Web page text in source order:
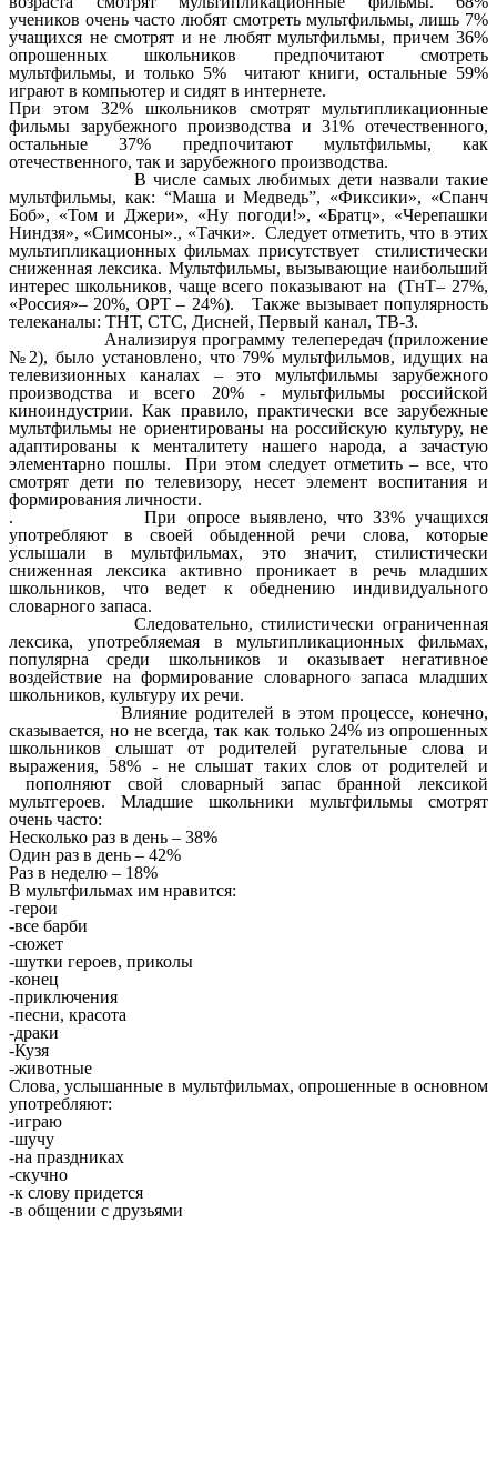
учеников очень часто любят смотреть мультфильмы, лишь 7%
учащихся не смотрят и не любят мультфильмы, причем 36%
опрошенных школьников предпочитают смотреть
мультфильмы, и только 5% читают книги, остальные 59%
играют в компьютер и сидят в интернете.
При этом 32% школьников смотрят мультипликационные
фильмы зарубежного производства и 31% отечественного,
остальные 37% предпочитают мультфильмы, как
отечественного, так и зарубежного производства.
В числе самых любимых дети назвали такие
мультфильмы, как: “Маша и Медведь”, «Фиксики», «Спанч
Боб», «Том и Джери», «Ну погоди!», «Братц», «Черепашки
Ниндзя», «Симсоны»., «Тачки». Следует отметить, что в этих
мультипликационных фильмах присутствует стилистически
сниженная лексика. Мультфильмы, вызывающие наибольший
интерес школьников, чаще всего показывают на (ТнТ– 27%,
«Россия»– 20%, ОРТ – 24%). Также вызывает популярность
телеканалы: ТНТ, СТС, Дисней, Первый канал, ТВ-3.
Анализируя программу телепередач (приложение
№2), было установлено, что 79% мультфильмов, идущих на
телевизионных каналах – это мультфильмы зарубежного
производства и всего 20% - мультфильмы российской
киноиндустрии. Как правило, практически все зарубежные
мультфильмы не ориентированы на российскую культуру, не
адаптированы к менталитету нашего народа, а зачастую
элементарно пошлы. При этом следует отметить – все, что
смотрят дети по телевизору, несет элемент воспитания и
формирования личности.
. При опросе выявлено, что 33% учащихся
употребляют в своей обыденной речи слова, которые
услышали в мультфильмах, это значит, стилистически
сниженная лексика активно проникает в речь младших
школьников, что ведет к обеднению индивидуального
словарного запаса.
Следовательно, стилистически ограниченная
лексика, употребляемая в мультипликационных фильмах,
популярна среди школьников и оказывает негативное
воздействие на формирование словарного запаса младших
школьников, культуру их речи.
Влияние родителей в этом процессе, конечно,
сказывается, но не всегда, так как только 24% из опрошенных
школьников слышат от родителей ругательные слова и
выражения, 58% - не слышат таких слов от родителей и
пополняют свой словарный запас бранной лексикой
мультгероев. Младшие школьники мультфильмы смотрят
очень часто:
Несколько раз в день – 38%
Один раз в день – 42%
Раз в неделю – 18%
В мультфильмах им нравится:
-герои
-все барби
-сюжет
-шутки героев, приколы
-конец
-приключения
-песни, красота
-драки
-Кузя
-животные
Слова, услышанные в мультфильмах, опрошенные в основном
употребляют:
-играю
-шучу
-на праздниках
-скучно
-к слову придется
-в общении с друзьями